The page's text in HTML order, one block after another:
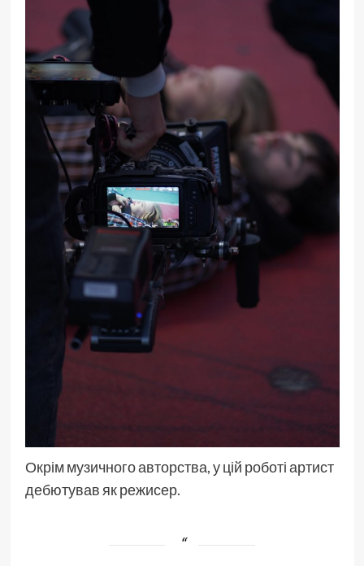
Окрім музичного авторства, у цій роботі артист
дебютував як режисер.